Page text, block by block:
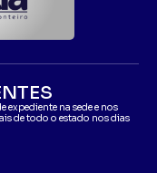
expediente na sede e nos
de todo o estado nos dias